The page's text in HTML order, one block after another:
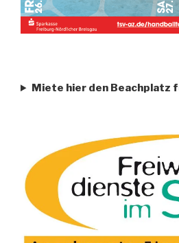
Miete hier den Beachplatz